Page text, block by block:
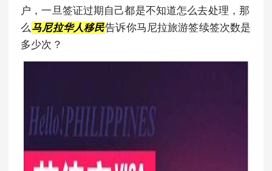
户，一旦签证过期自己都是不知道怎么去处理，那
么 马尼拉华人移民告诉你马尼拉旅游签续签次数是
多少次？